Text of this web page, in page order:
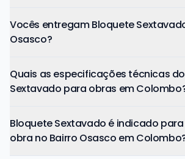
Vocês entregam Bloquete
Osasco?
Quais as especificações técnicas
Sextavado para obras em
Bloquete Sextavado é indicado
obra no Bairro Osasco em